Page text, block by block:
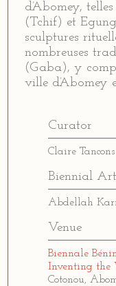
d’Abomey,
(Tchif) et
sculptures
nombreuses
(Gaba), y
ville d’Abomey
Curator
Claire Tancons
Biennial
Abdellah
Venue
Biennale
Inventing the
Cotonou,